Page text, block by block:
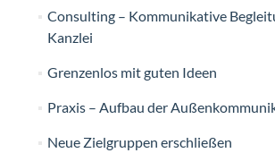
Consulting – Kommunikative
Kanzlei
Grenzenlos mit guten Ideen
Praxis – Aufbau der
Neue Zielgruppen erschließen